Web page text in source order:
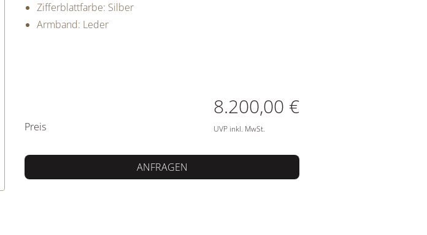
Zifferblattfarbe: Silber
Armband: Leder
PREISINFORMATIONEN
Preis
8.200,00 €
UVP inkl. MwSt.
ANFRAGEN